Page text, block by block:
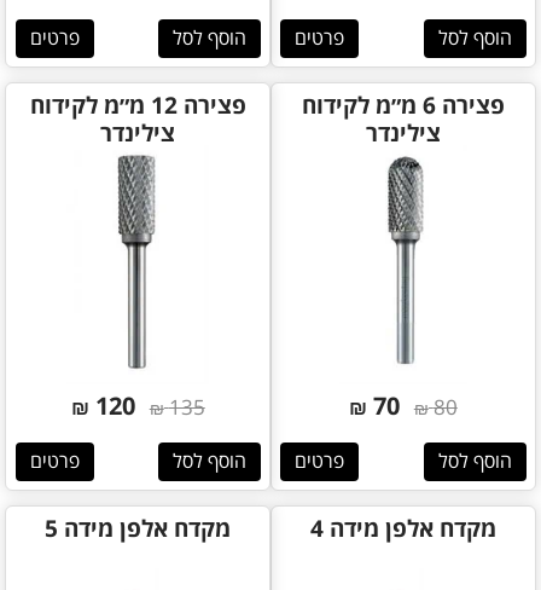
הוסף לסל פרטים הוסף לסל פרטים
פצירה 6 מ״מ לקידוח
צילינדר
80
₪
70
₪
הוסף לסל פרטים
פצירה 12 מ״מ לקידוח
צילינדר
135
₪
120
₪
הוסף לסל פרטים
מקדח אלפן מידה 4 מקדח אלפן מידה 5